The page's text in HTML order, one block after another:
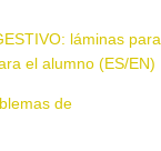
láminas para
el alumno (ES/EN)
de